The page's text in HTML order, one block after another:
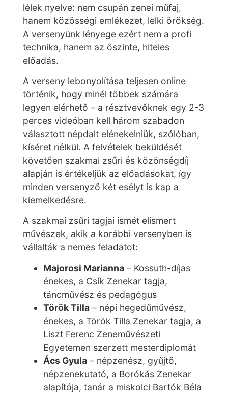
lélek nyelve: nem csupán zenei műfaj,
hanem közösségi emlékezet, lelki örökség.
A versenyünk lényege ezért nem a profi
technika, hanem az őszinte, hiteles
előadás.
A verseny lebonyolítása teljesen online
történik, hogy minél többek számára
legyen elérhető – a résztvevőknek egy 2-3
perces videóban kell három szabadon
választott népdalt elénekelniük, szólóban,
kíséret nélkül. A felvételek beküldését
követően szakmai zsűri és közönségdíj
alapján is értékeljük az előadásokat, így
minden versenyző két esélyt is kap a
kiemelkedésre.
A szakmai zsűri tagjai ismét elismert
művészek, akik a korábbi versenyben is
vállalták a nemes feladatot:
Majorosi Marianna – Kossuth-díjas
énekes, a Csík Zenekar tagja,
táncművész és pedagógus
Török Tilla – népi hegedűművész,
énekes, a Török Tilla Zenekar tagja, a
Liszt Ferenc Zeneművészeti
Egyetemen szerzett mesterdiplomát
Ács Gyula – népzenész, gyűjtő,
népzenekutató, a Borókás Zenekar
alapítója, tanár a miskolci Bartók Béla